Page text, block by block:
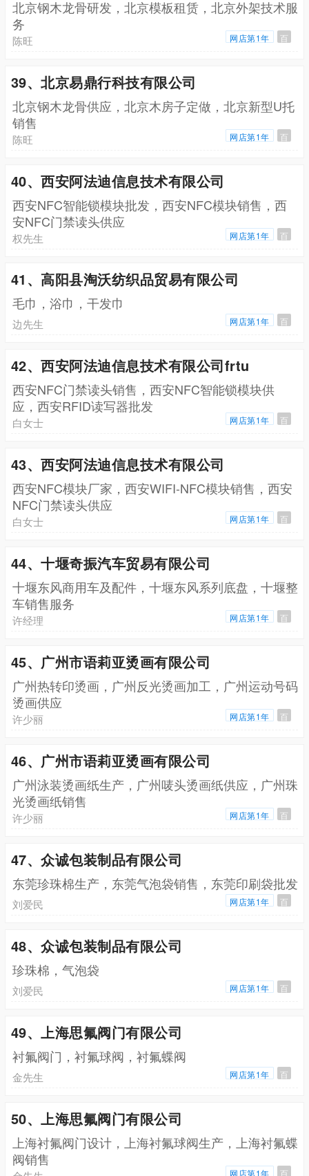
北京钢木龙骨研发，北京模板租赁，北京外架技术服
务
陈旺 网店第1年 百
39、北京易鼎行科技有限公司
北京钢木龙骨供应，北京木房子定做，北京新型U托
销售
陈旺 网店第1年 百
40、西安阿法迪信息技术有限公司
西安NFC智能锁模块批发，西安NFC模块销售，西
安NFC门禁读头供应
权先生 网店第1年 百
41、高阳县淘沃纺织品贸易有限公司
毛巾，浴巾，干发巾
边先生 网店第1年 百
42、西安阿法迪信息技术有限公司frtu
西安NFC门禁读头销售，西安NFC智能锁模块供
应，西安RFID读写器批发
白女士 网店第1年 百
43、西安阿法迪信息技术有限公司
西安NFC模块厂家，西安WIFI-NFC模块销售，西安
NFC门禁读头供应
白女士 网店第1年 百
44、十堰奇振汽车贸易有限公司
十堰东风商用车及配件，十堰东风系列底盘，十堰整
车销售服务
许经理 网店第1年 百
45、广州市语莉亚烫画有限公司
广州热转印烫画，广州反光烫画加工，广州运动号码
烫画供应
许少丽 网店第1年 百
46、广州市语莉亚烫画有限公司
广州泳装烫画纸生产，广州唛头烫画纸供应，广州珠
光烫画纸销售
许少丽 网店第1年 百
47、众诚包装制品有限公司
东莞珍珠棉生产，东莞气泡袋销售，东莞印刷袋批发
刘爱民 网店第1年 百
48、众诚包装制品有限公司
珍珠棉，气泡袋
刘爱民 网店第1年 百
49、上海思氟阀门有限公司
衬氟阀门，衬氟球阀，衬氟蝶阀
金先生 网店第1年 百
50、上海思氟阀门有限公司
上海衬氟阀门设计，上海衬氟球阀生产，上海衬氟蝶
阀销售
网店第1年 百